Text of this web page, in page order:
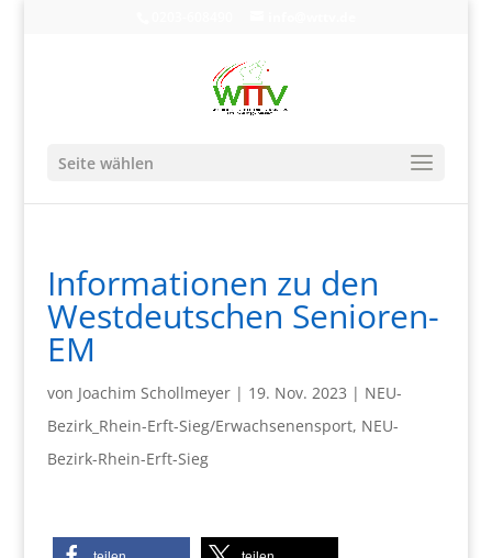
Seite wählen
Informationen zu den
Westdeutschen Senioren-
EM
von Joachim Schollmeyer| 19. Nov. 2023 | NEU-
Bezirk_Rhein-Erft-Sieg/Erwachsenensport, NEU-
Bezirk-Rhein-Erft-Sieg